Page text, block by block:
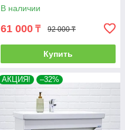
В наличии
61 000 ₸ 92 000 ₸
Купить
АКЦИЯ! –32%